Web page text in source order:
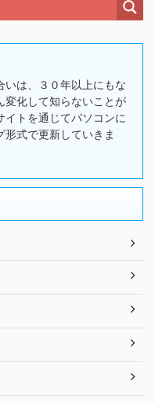
いは、３０年以上にもな
変化して知らないことが
イトを通じてパソコンに
形式で更新していきま